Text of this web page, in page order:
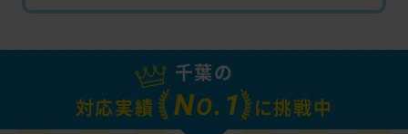
千葉の
対応実績
NO.1 に挑戦中